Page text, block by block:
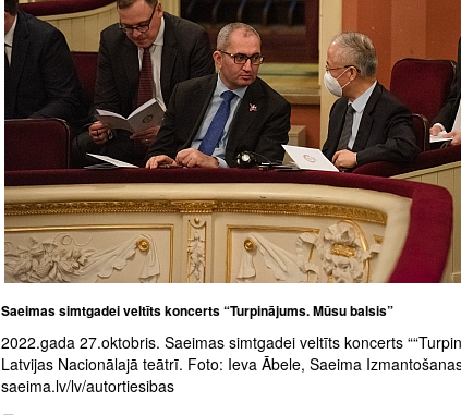
Saeimas simtgadei veltīts koncerts “Turpinājums. Mūsu balsis”
2022.gada 27.oktobris. Saeimas simtgadei veltīts koncerts
Latvijas Nacionālajā teātrī. Foto: Ieva Ābele, Saeima
saeima.lv/lv/autortiesibas